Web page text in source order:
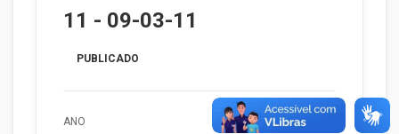
11 - 09-03-11
PUBLICADO
ANO